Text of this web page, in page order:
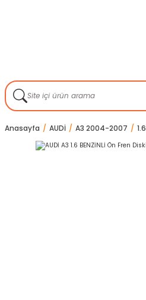
Anasayfa AUDİ A3 2004-2007